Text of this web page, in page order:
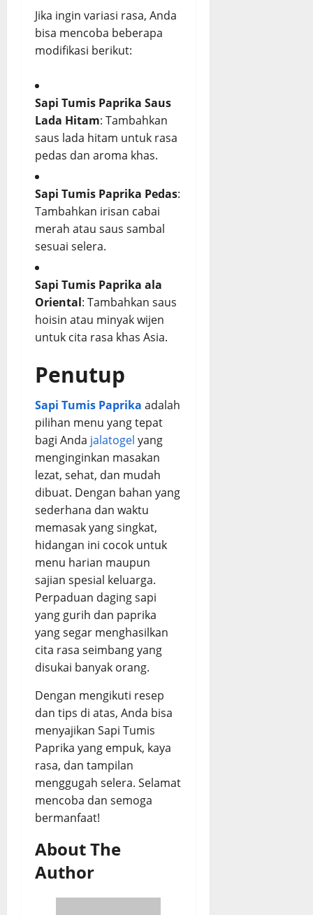
Jika ingin variasi rasa, Anda
bisa mencoba beberapa
modifikasi berikut:
Sapi Tumis Paprika Saus
Lada Hitam: Tambahkan
saus lada hitam untuk rasa
pedas dan aroma khas.
Sapi Tumis Paprika Pedas:
Tambahkan irisan cabai
merah atau saus sambal
sesuai selera.
Sapi Tumis Paprika ala
Oriental: Tambahkan saus
hoisin atau minyak wijen
untuk cita rasa khas Asia.
Penutup
Sapi Tumis Paprika adalah
pilihan menu yang tepat
bagi Anda jalatogel yang
menginginkan masakan
lezat, sehat, dan mudah
dibuat. Dengan bahan yang
sederhana dan waktu
memasak yang singkat,
hidangan ini cocok untuk
menu harian maupun
sajian spesial keluarga.
Perpaduan daging sapi
yang gurih dan paprika
yang segar menghasilkan
cita rasa seimbang yang
disukai banyak orang.
Dengan mengikuti resep
dan tips di atas, Anda bisa
menyajikan Sapi Tumis
Paprika yang empuk, kaya
rasa, dan tampilan
menggugah selera. Selamat
mencoba dan semoga
bermanfaat!
About The
Author